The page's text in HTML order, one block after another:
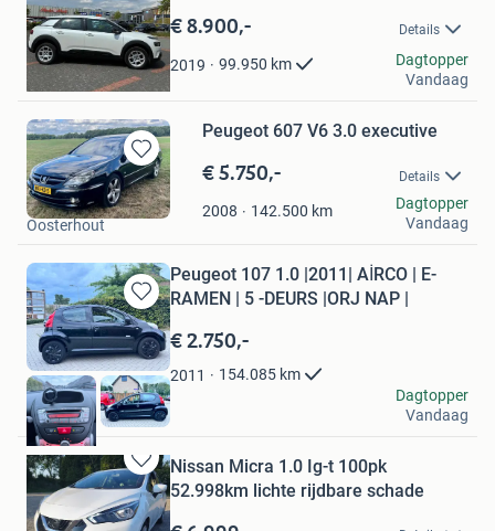
Mijn
Favorieten€ 8.900,- Details
2019 99.950 km
A Simonse
Apeldoorn
Dagtopper
Vandaag
Bewaren
in
Mijn
Peugeot 607 V6 3.0 executive
€ 5.750,- Details
2008 142.500 km
Joop Iriks
Oosterhout
Dagtopper
Vandaag
Bewaren
in
Mijn
Favorieten
Peugeot 107 1.0 |2011| AİRCO | E-
RAMEN | 5 -DEURS |ORJ NAP |
€ 2.750,-
2011 154.085 km
Anna
Velp
Dagtopper
Vandaag
Bewaren
in
Mijn
Nissan Micra 1.0 Ig-t 100pk
52.998km lichte rijdbare schade